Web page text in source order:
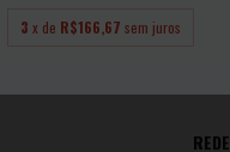
3 x de R$166,67 sem juros